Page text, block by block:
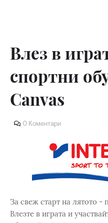
Влез в
спортни
Canvas
0 Коментари
За свеж старт на лятото -
Влезте в играта и